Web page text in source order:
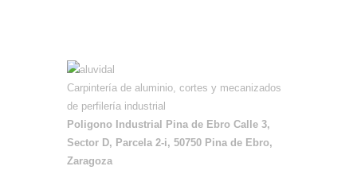
Carpintería de aluminio, cortes y mecanizados
de perfilería industrial
Poligono Industrial Pina de Ebro Calle 3,
Sector D, Parcela 2-i, 50750 Pina de Ebro,
Zaragoza